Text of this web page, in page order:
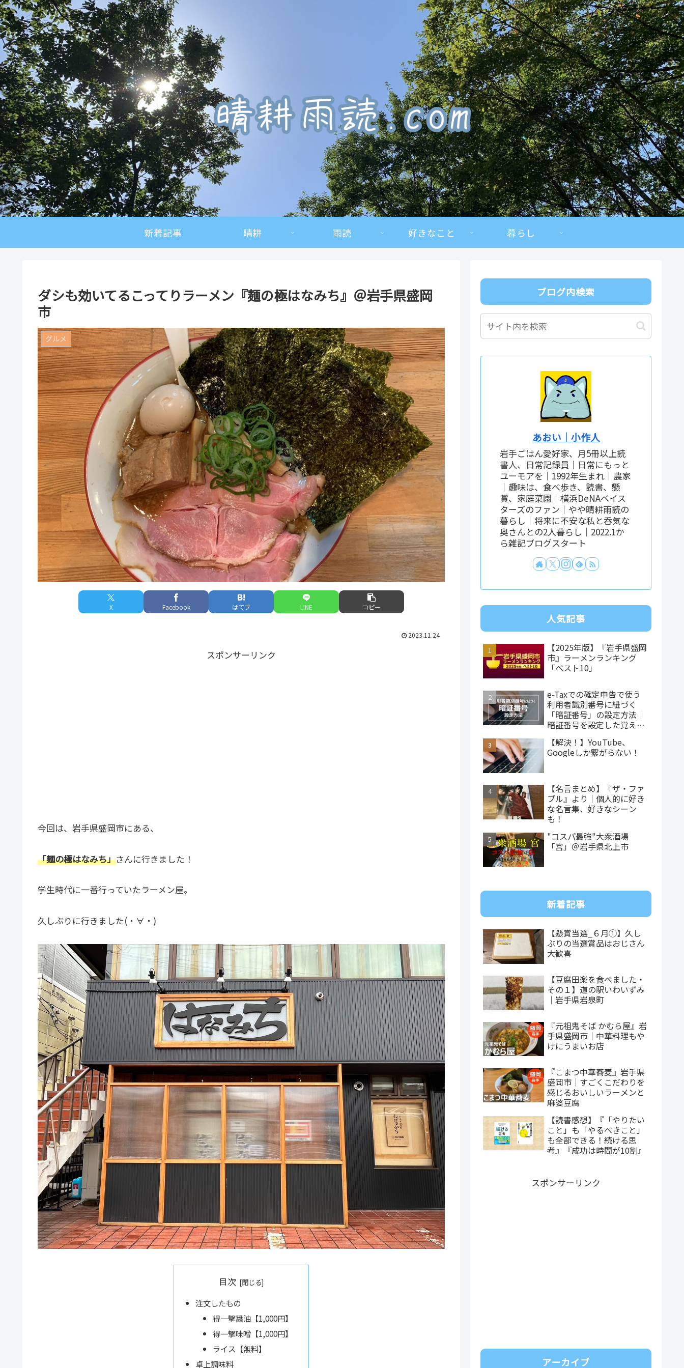
新着記事 晴耕 雨読 好きなこと 暮らし
ダシも効いてるこってりラーメン『麺の極はなみち』＠岩手県盛岡
市
グルメ
X Facebook はてブ LINE コピー
2023.11.24
スポンサーリンク
今回は、岩手県盛岡市にある、
「麺の極はなみち」さんに行きました！
学生時代に一番行っていたラーメン屋。
久しぶりに行きました(・∀・)
目次
注文したもの
得一撃醤油【1,000円】
得一撃味噌【1,000円】
ライス【無料】
卓上調味料
ブログ内検索
あおい｜小作人
岩手ごはん愛好家、月5冊以上読
書人、日常記録員｜日常にもっと
ユーモアを｜1992年生まれ｜農家
｜趣味は、食べ歩き、読書、懸
賞、家庭菜園｜横浜DeNAベイス
ターズのファン｜やや晴耕雨読の
暮らし｜将来に不安な私と呑気な
奥さんとの2人暮らし｜2022.1か
ら雑記ブログスタート
人気記事
【2025年版】『岩手県盛岡
市』ラーメンランキング
「ベスト10」
e-Taxでの確定申告で使う
利用者識別番号に紐づく
「暗証番号」の設定方法｜
暗証番号を設定した覚えが
【解決！】YouTube、
Googleしか繋がらない！
【名言まとめ】『ザ・ファ
ブル』より｜個人的に好き
な名言集、好きなシーン
も！
"コスパ最強"大衆酒場
「宮」＠岩手県北上市
新着記事
【懸賞当選_６月①】久し
ぶりの当選賞品はおじさん
大歓喜
【豆腐田楽を食べました・
その１】道の駅いわいずみ
｜岩手県岩泉町
『元祖鬼そば かむら屋』岩
手県盛岡市｜中華料理もや
けにうまいお店
『こまつ中華蕎麦』岩手県
盛岡市｜すごくこだわりを
感じるおいしいラーメンと
麻婆豆腐
【読書感想】『「やりたい
こと」も「やるべきこと」
も全部できる！続ける思
考』『成功は時間が10割』
スポンサーリンク
アーカイブ